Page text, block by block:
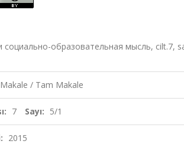
социально-образовательная мысль, cilt.7,
Makale / Tam Makale
7 Sayı: 5/1
2015